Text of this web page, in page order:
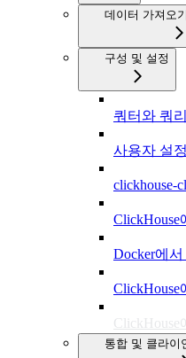
데이터 가져오
구성 및 설정
쿼터와 쿼
사용자 설
clickhouse-
Docker에
통합 및 클라이